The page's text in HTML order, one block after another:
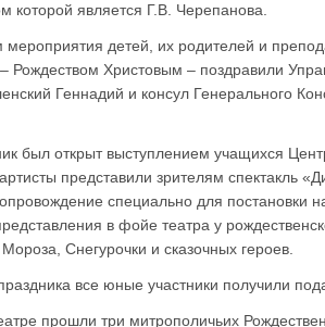
которой является Г.В. Черепанова.
детей, их родителей и
Рождеством Христовым – поздравили
Геннадий и консул Генерального
был открыт выступлением учащихся
представили зрителям спектакль
специально для постановки
в фойе театра у
Снегурочки и сказочных героев.
все юные участники получили
прошли три митрополичьих